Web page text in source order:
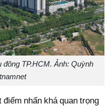
TP.HCM. Ảnh: Quỳnh
nhấn khá quan trọng